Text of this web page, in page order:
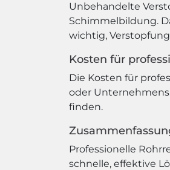
Unbehandelte
Schimmelbildung.
wichtig,
Kosten für
Die Kosten für
oder
finden.
Professionelle
schnelle, effektive